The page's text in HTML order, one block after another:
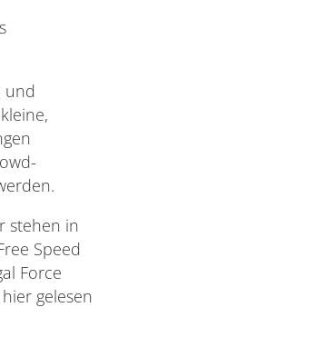
und
stehen in
Speed
Force
gelesen